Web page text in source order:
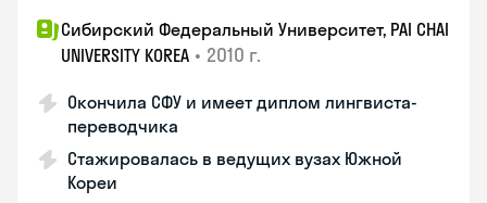
Сибирский Федеральный Университет, PAI CHAI
UNIVERSITY KOREA • 2010 г.
Окончила СФУ и имеет диплом лингвиста-
переводчика
Стажировалась в ведущих вузах Южной
Кореи